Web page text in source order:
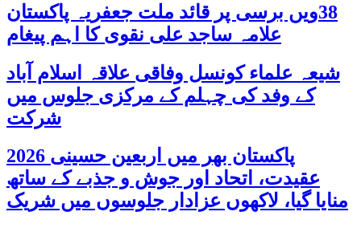
38ویں برسی پر قائد ملت جعفریہ پاکستان
علامہ ساجد علی نقوی کا اہم پیغام
شیعہ علماء کونسل وفاقی علاقہ اسلام آباد
کے وفد کی چہلم کے مرکزی جلوس میں
شرکت
پاکستان بھر میں اربعین حسینی 2026
عقیدت، اتحاد اور جوش و جذبے کے ساتھ
منایا گیا، لاکھوں عزادار جلوسوں میں شریک